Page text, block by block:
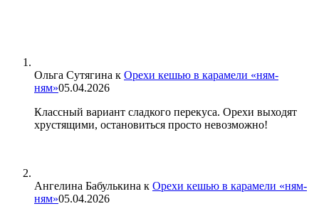
Ольга Сутягина к Орехи кешью в карамели «ням-
ням»05.04.2026
Классный вариант сладкого перекуса. Орехи выходят
хрустящими, остановиться просто невозможно!
Ангелина Бабулькина к Орехи кешью в карамели «ням-
ням»05.04.2026